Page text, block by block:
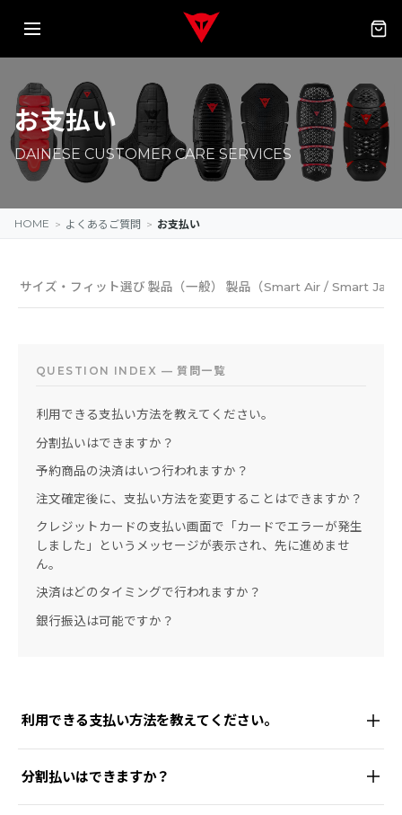
お支払い
DAINESE CUSTOMER CARE SERVICES
HOME > よくあるご質問 > お支払い
サイズ・フィット選び 製品（一般） 製品（Smart Air / Smart
QUESTION INDEX — 質問一覧
利用できる支払い方法を教えてください。
分割払いはできますか？
予約商品の決済はいつ行われますか？
注文確定後に、支払い方法を変更することはできますか？
クレジットカードの支払い画面で「カードでエラーが発生
しました」というメッセージが表示され、先に進めませ
ん。
決済はどのタイミングで行われますか？
銀行振込は可能ですか？
利用できる支払い方法を教えてください。
分割払いはできますか？